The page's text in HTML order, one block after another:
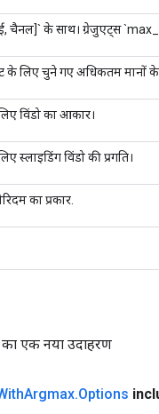
चैनल]` के साथ। ग्रेजुएट्स
के लिए चुने गए अधिकतम मानों
विंडो का आकार।
स्लाइडिंग विंडो की प्रगति।
का प्रकार.
एक नया उदाहरण
Argmax.Options